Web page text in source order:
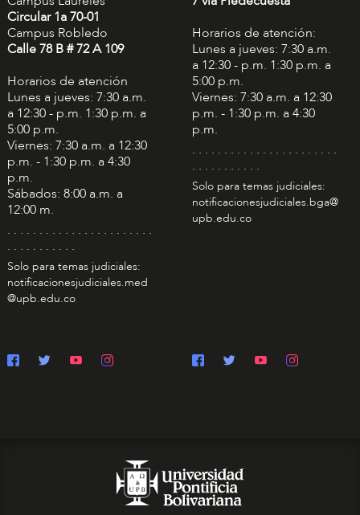
Circular 1a 70-01
Campus Robledo
Calle 78 B # 72 A 109
Horarios de atención
Lunes a jueves: 7:30 a.m.
a 12:30 - p.m. 1:30 p.m. a
5:00 p.m.
Viernes: 7:30 a.m. a 12:30
p.m. - 1:30 p.m. a 4:30
p.m.
Sábados: 8:00 a.m. a
12:00 m.
. . . . . . . . . . . . . . . . . . . . . . .
. . . . . . . . . . .
Solo para temas judiciales:
notificacionesjudiciales.med
@upb.edu.co
Horarios de atención:
Lunes a jueves: 7:30 a.m.
a 12:30 - p.m. 1:30 p.m. a
5:00 p.m.
Viernes: 7:30 a.m. a 12:30
p.m. - 1:30 p.m. a 4:30
p.m.
. . . . . . . . . . . . . . . . . . . . . . .
. . . . . . . . . . .
Solo para temas judiciales:
notificacionesjudiciales.bga@
upb.edu.co